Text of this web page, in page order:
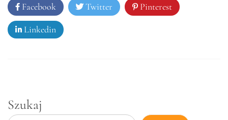
Facebook Twitter Pinterest
Linkedin
Szukaj